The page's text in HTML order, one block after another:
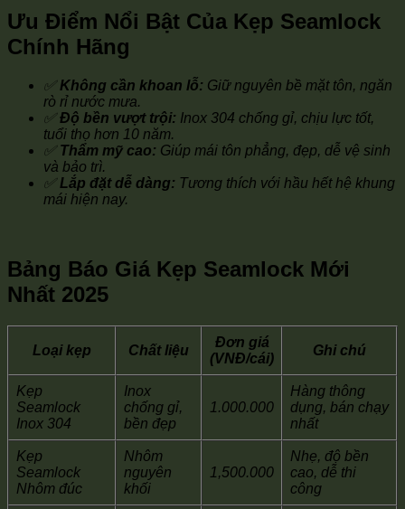
Ưu Điểm Nổi Bật Của Kẹp Seamlock
Chính Hãng
✅Không cần khoan lỗ: Giữ nguyên bề mặt tôn, ngăn
rò rỉ nước mưa.
✅Độ bền vượt trội: Inox 304 chống gỉ, chịu lực tốt,
tuổi thọ hơn 10 năm.
✅Thẩm mỹ cao: Giúp mái tôn phẳng, đẹp, dễ vệ sinh
và bảo trì.
✅Lắp đặt dễ dàng: Tương thích với hầu hết hệ khung
mái hiện nay.
Bảng Báo Giá Kẹp Seamlock Mới
Nhất 2025
Loại kẹp Chất liệu
Đơn giá
(VNĐ/cái)
Ghi chú
Kẹp
Seamlock
Inox 304
Inox
chống gỉ,
bền đẹp
1.000.000
Hàng thông
dụng, bán chạy
nhất
Kẹp
Seamlock
Nhôm đúc
Nhôm
nguyên
khối
1,500.000
Nhẹ, độ bền
cao, dễ thi
công